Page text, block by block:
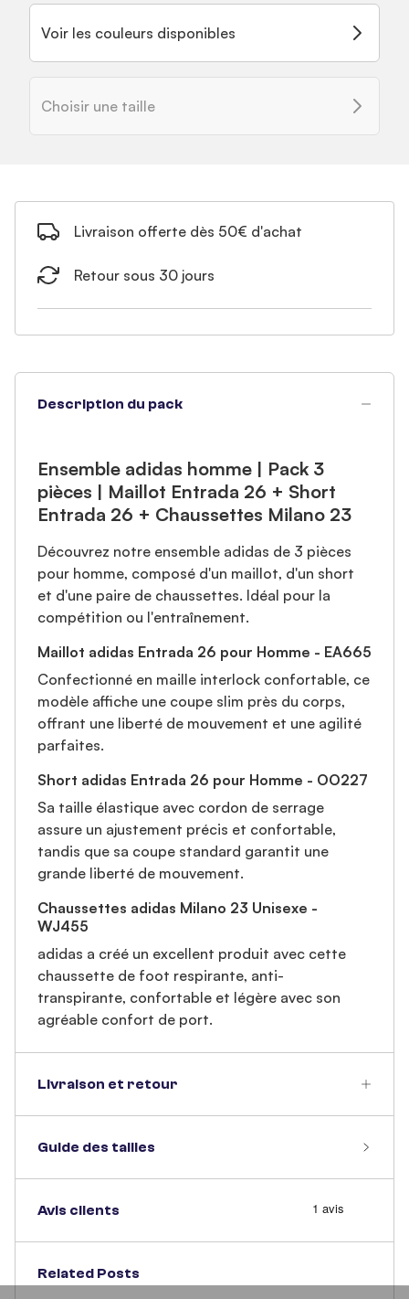
Voir les couleurs disponibles
Choisir une taille
Livraison offerte dès 50€ d'achat
Retour sous 30 jours
Description du pack
Ensemble adidas homme | Pack 3
pièces | Maillot Entrada 26 + Short
Entrada 26 + Chaussettes Milano 23
Découvrez notre ensemble adidas de 3 pièces
pour homme, composé d'un maillot, d'un short
et d'une paire de chaussettes. Idéal pour la
compétition ou l'entraînement.
Maillot adidas Entrada 26 pour Homme - EA665
Confectionné en maille interlock confortable, ce
modèle affiche une coupe slim près du corps,
offrant une liberté de mouvement et une agilité
parfaites.
Short adidas Entrada 26 pour Homme - OO227
Sa taille élastique avec cordon de serrage
assure un ajustement précis et confortable,
tandis que sa coupe standard garantit une
grande liberté de mouvement.
Chaussettes adidas Milano 23 Unisexe -
WJ455
adidas a créé un excellent produit avec cette
chaussette de foot respirante, anti-
transpirante, confortable et légère avec son
agréable confort de port.
Livraison et retour
Guide des tailles
Avis clients
Related Posts